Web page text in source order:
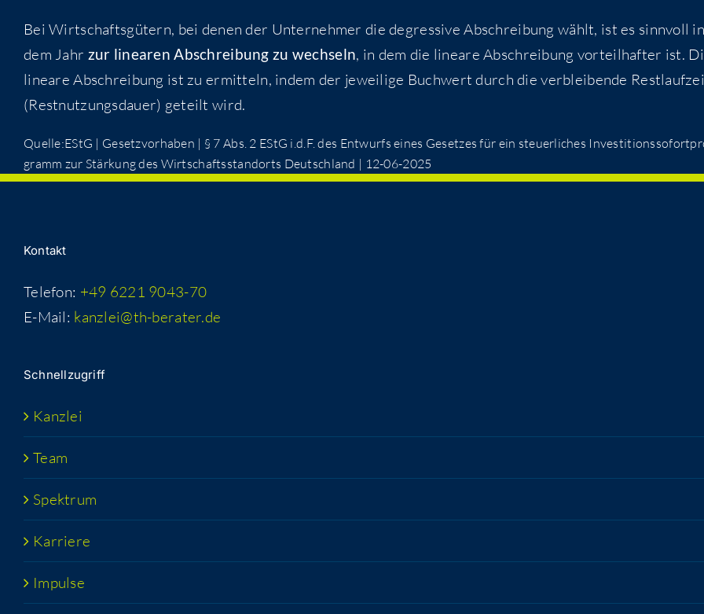
Bei Wirt­schafts­gü­tern, bei denen der Unter­neh­mer die degres­si­ve Abschrei­bung wählt, ist es sinn­voll in
dem Jahr zur linea­ren Abschrei­bung zu wech­seln, in dem die linea­re Abschrei­bung vor­teil­haf­ter ist.
linea­re Abschrei­bung ist zu ermit­teln, indem der jewei­li­ge Buch­wert durch die ver­blei­ben­de
(Rest­nut­zungs­dau­er) geteilt wird.
Quelle:EStG | Gesetz­vor­ha­ben | § 7 Abs. 2 EStG i.d.F. des Ent­wurfs eines Geset­zes für ein steu­er­li­ches
gramm zur Stär­kung des Wirt­schafts­stand­orts Deutsch­land | 12-06-2025
Kon­takt
Telefon: +49 6221 9043-70
E-Mail: kanzlei@th-berater.de
Schnell­zu­griff
Kanz­lei
Team
Spek­trum
Kar­rie­re
Impul­se